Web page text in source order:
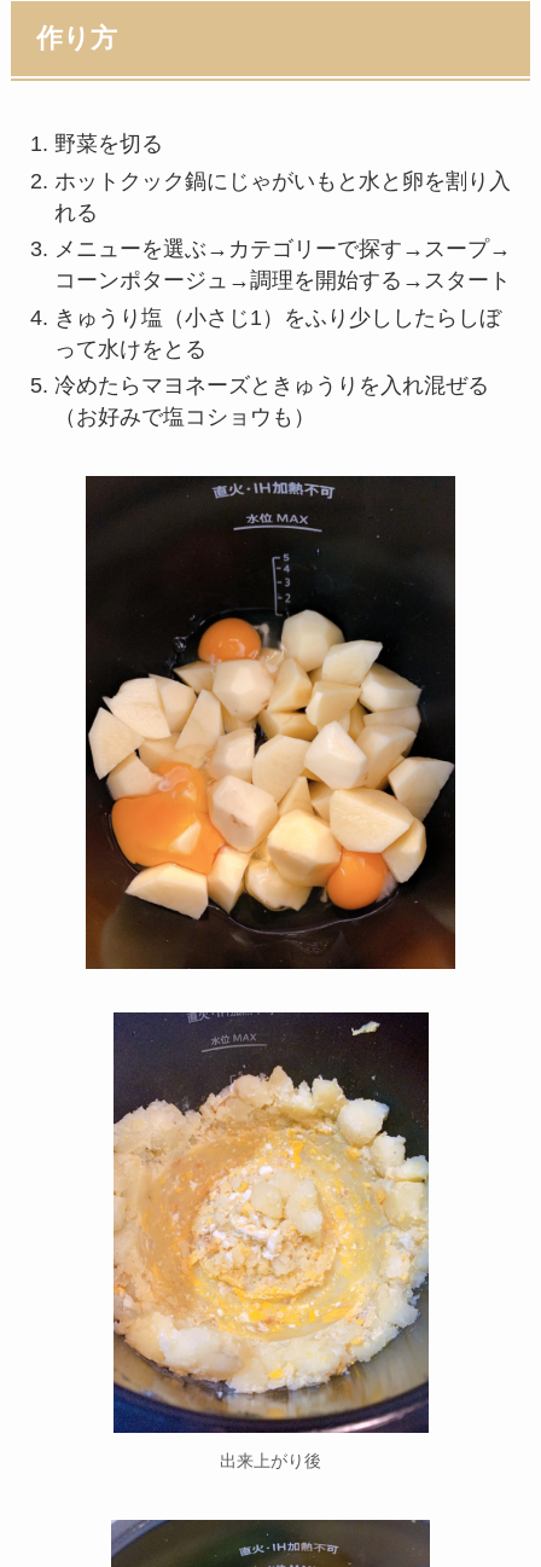
作り方
野菜を切る
ホットクック鍋にじゃがいもと水と卵を割り入
れる
メニューを選ぶ→カテゴリーで探す→スープ→
コーンポタージュ→調理を開始する→スタート
きゅうり塩（小さじ1）をふり少ししたらしぼ
って水けをとる
冷めたらマヨネーズときゅうりを入れ混ぜる
（お好みで塩コショウも）
出来上がり後